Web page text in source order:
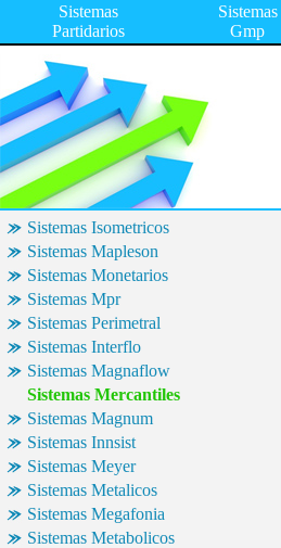
Sistemas
Partidarios
Sistemas
Gmp
Sistemas Isometricos
Sistemas Mapleson
Sistemas Monetarios
Sistemas Mpr
Sistemas Perimetral
Sistemas Interflo
Sistemas Magnaflow
Sistemas Mercantiles
Sistemas Magnum
Sistemas Innsist
Sistemas Meyer
Sistemas Metalicos
Sistemas Megafonia
Sistemas Metabolicos